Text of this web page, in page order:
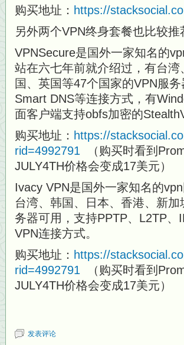
购买地址： https://
另外两个VPN终身套餐也比较
VPNSecure是国外一家知名的
站在六七年前就介绍过，有台
国、英国等47个国家的VPN服
Smart DNS等连接方式，有
面客户端支持obfs加密的
购买地址： https://
rid=4992791
（购买时看到
JULY4TH价格会变成17美元）
Ivacy VPN是国外一家知名的
台湾、韩国、日本、香港、新
务器可用，支持PPTP、L2TP
VPN连接方式。
购买地址： https://
rid=4992791
（购买时看到
JULY4TH价格会变成17美元）
发表评论